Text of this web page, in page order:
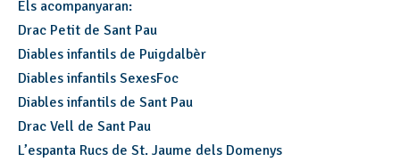
Els acompanyaran:
Drac Petit de Sant Pau
Diables infantils de Puigdalbèr
Diables infantils SexesFoc
Diables infantils de Sant Pau
Drac Vell de Sant Pau
L’espanta Rucs de St. Jaume dels Domenys